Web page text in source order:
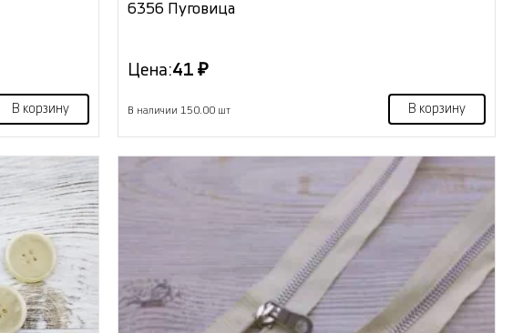
В корзину
6356 Пуговица
Цена:41 ₽
В наличии 150.00 шт В корзину